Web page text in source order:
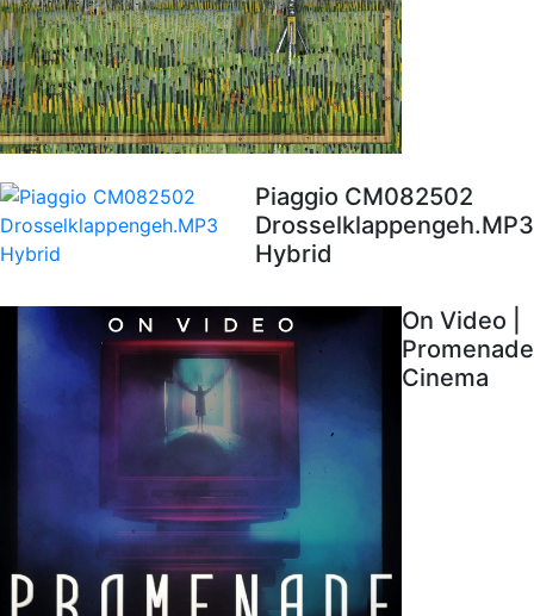
Piaggio CM082502
Drosselklappengeh.MP3
Hybrid
On Video |
Promenade
Cinema